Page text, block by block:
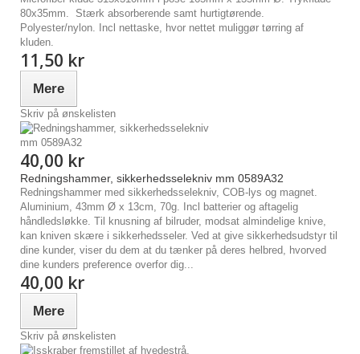
80x35mm. Stærk absorberende samt hurtigtørende.
Polyester/nylon. Incl nettaske, hvor nettet muliggør tørring af
kluden.
11,50 kr
Mere
Skriv på ønskelisten
40,00 kr
Redningshammer, sikkerhedsselekniv mm 0589A32
Redningshammer med sikkerhedsselekniv, COB-lys og magnet.
Aluminium, 43mm Ø x 13cm, 70g. Incl batterier og aftagelig
håndledsløkke. Til knusning af bilruder, modsat almindelige knive,
kan kniven skære i sikkerhedsseler. Ved at give sikkerhedsudstyr til
dine kunder, viser du dem at du tænker på deres helbred, hvorved
dine kunders preference overfor dig...
40,00 kr
Mere
Skriv på ønskelisten